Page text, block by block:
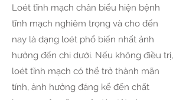
Loét tĩnh mạch chân biểu hiện bệnh
tĩnh mạch nghiêm trọng và cho đến
nay là dạng loét phổ biến nhất ảnh
hưởng đến chi dưới. Nếu không điều trị,
loét tĩnh mạch có thể trở thành mãn
tính, ảnh hưởng đáng kể đến chất